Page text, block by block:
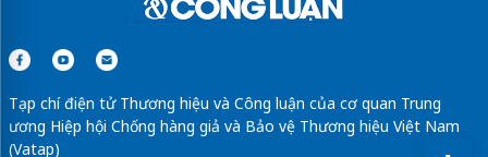
Tạp chí điện tử Thương hiệu và Công luận của cơ quan Trung
ương Hiệp hội Chống hàng giả và Bảo vệ Thương hiệu Việt Nam
(Vatap)